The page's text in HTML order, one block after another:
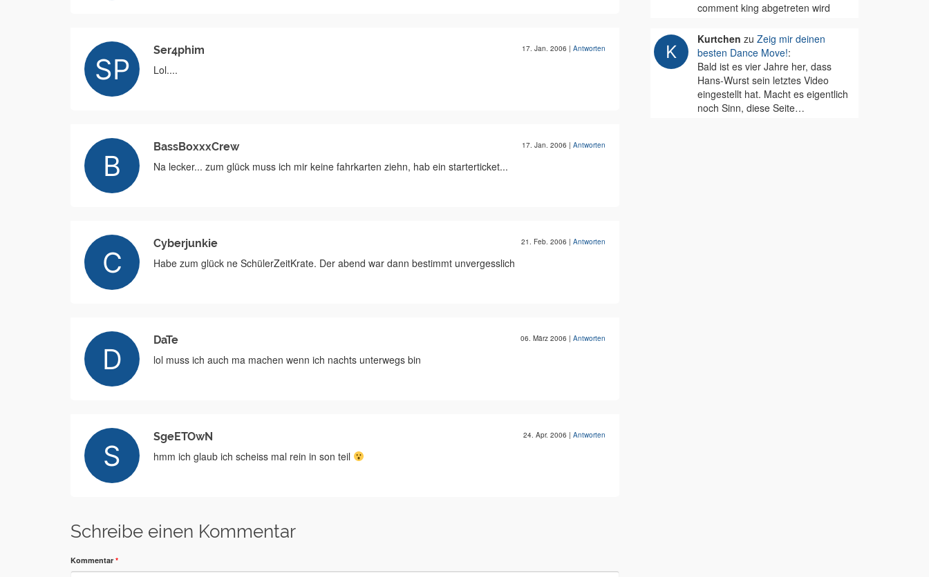
Ser4phim 17. Jan. 2006 | Antworten
Lol....
BassBoxxxCrew 17. Jan. 2006 | Antworten
Na lecker... zum glück muss ich mir keine fahrkarten ziehn, hab ein starterticket...
Cyberjunkie 21. Feb. 2006 | Antworten
Habe zum glück ne SchülerZeitKrate. Der abend war dann bestimmt unvergesslich
DaTe 06. März 2006 | Antworten
lol muss ich auch ma machen wenn ich nachts unterwegs bin
SgeETOwN 24. Apr. 2006 | Antworten
hmm ich glaub ich scheiss mal rein in son teil
Schreibe einen Kommentar
Kommentar *
comment king abgetreten wird
Kurtchen zu Zeig mir deinen
besten Dance Move!:
Bald ist es vier Jahre her, dass
Hans-Wurst sein letztes Video
eingestellt hat. Macht es eigentlich
noch Sinn, diese Seite…